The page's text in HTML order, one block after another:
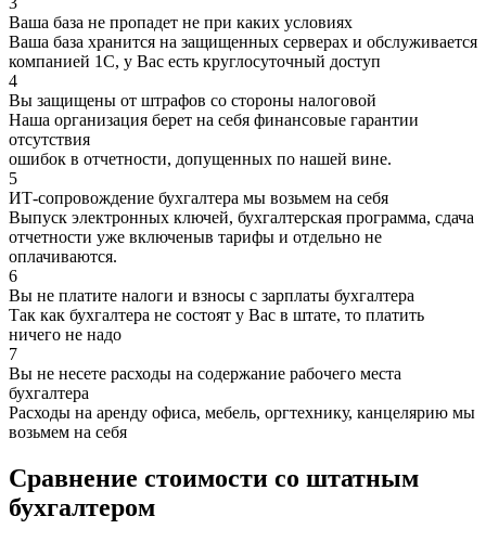
Ваша база не пропадет не при каких условиях
Ваша база хранится на защищенных серверах и обслуживается
компанией 1С, у Вас есть круглосуточный доступ
4
Вы защищены от штрафов со стороны налоговой
Наша организация берет на себя финансовые гарантии
отсутствия
ошибок в отчетности, допущенных по нашей вине.
5
ИТ-сопровождение бухгалтера мы возьмем на себя
Выпуск электронных ключей, бухгалтерская программа, сдача
отчетности уже включеныв тарифы и отдельно не
оплачиваются.
6
Вы не платите налоги и взносы с зарплаты бухгалтера
Так как бухгалтера не состоят у Вас в штате, то платить
ничего не надо
7
Вы не несете расходы на содержание рабочего места
бухгалтера
Расходы на аренду офиса, мебель, оргтехнику, канцелярию мы
возьмем на себя
Сравнение стоимости со штатным
бухгалтером